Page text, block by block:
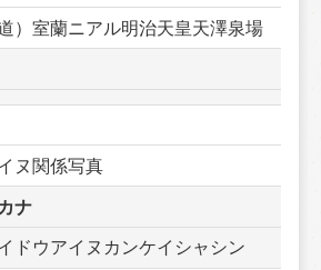
）室蘭ニアル明治天皇天澤泉場
ヌ関係写真
ナ
ドウアイヌカンケイシャシン